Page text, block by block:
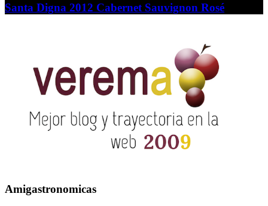
Santa Digna 2012 Cabernet Sauvignon Rosé
Amigastronomicas